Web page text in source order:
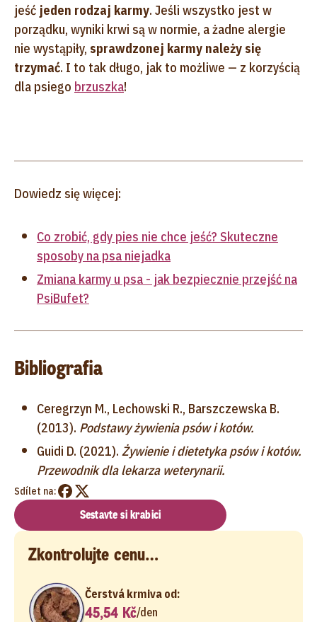
jeść jeden rodzaj karmy. Jeśli wszystko jest w
porządku, wyniki krwi są w normie, a żadne alergie
nie wystąpiły, sprawdzonej karmy należy się
trzymać. I to tak długo, jak to możliwe — z korzyścią
dla psiego brzuszka!
Dowiedz się więcej:
Co zrobić, gdy pies nie chce jeść? Skuteczne
sposoby na psa niejadka
Zmiana karmy u psa - jak bezpiecznie przejść na
PsiBufet?
Bibliografia
Ceregrzyn M., Lechowski R., Barszczewska B.
(2013). Podstawy żywienia psów i kotów.
Guidi D. (2021). Żywienie i dietetyka psów i kotów.
Przewodnik dla lekarza weterynarii.
Sdílet na:
Sestavte si krabici
Zkontrolujte cenu…
Čerstvá krmiva od:
45,54 Kč/den